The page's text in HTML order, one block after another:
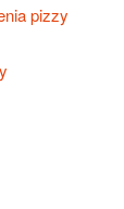
pizzy